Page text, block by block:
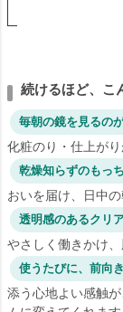
続けるほど、こ
毎朝の鏡を見るの
化粧のり・仕上がり
乾燥知らずのもっ
おいを届け、日中
透明感のあるクリ
やさしく働きかけ、
使うたびに、前向
添う心地よい感触